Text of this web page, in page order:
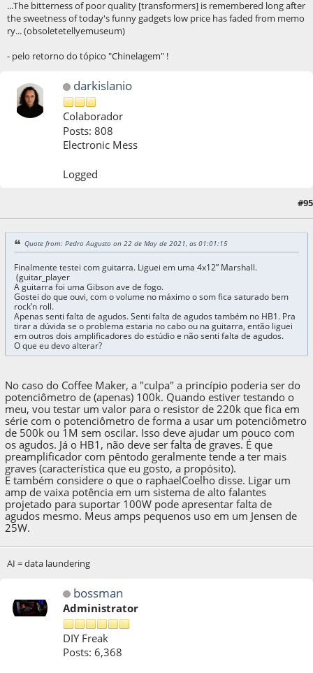
...The bitterness of poor quality [transformers] is remembered long after
the sweetness of today's funny gadgets low price has faded from memo
ry... (obsoletetellyemuseum)
- pelo retorno do tópico "Chinelagem" !
darkislanio
Colaborador
Posts: 808
Electronic Mess
Logged
#95
Quote from: Pedro Augusto on 22 de May de 2021, as 01:01:15
Finalmente testei com guitarra. Liguei em uma 4x12” Marshall.
(guitar_player
A guitarra foi uma Gibson ave de fogo.
Gostei do que ouvi, com o volume no máximo o som fica saturado bem
rock’n roll.
Apenas senti falta de agudos. Senti falta de agudos também no HB1. Pra
tirar a dúvida se o problema estaria no cabo ou na guitarra, então liguei
em outros dois amplificadores do estúdio e não senti falta de agudos.
O que eu devo alterar?
No caso do Coffee Maker, a "culpa" a princípio poderia ser do
potenciômetro de (apenas) 100k. Quando estiver testando o
meu, vou testar um valor para o resistor de 220k que fica em
série com o potenciômetro de forma a usar um potenciômetro
de 500k ou 1M sem oscilar. Isso deve ajudar um pouco com
os agudos. Já o HB1, não deve ser falta de graves. É que
preamplificador com pêntodo geralmente tende a ter mais
graves (característica que eu gosto, a propósito).
E também considere o que o raphaelCoelho disse. Ligar um
amp de vaixa potência em um sistema de alto falantes
projetado para suportar 100W pode apresentar falta de
agudos mesmo. Meus amps pequenos uso em um Jensen de
25W.
AI = data laundering
bossman
Administrator
DIY Freak
Posts: 6,368